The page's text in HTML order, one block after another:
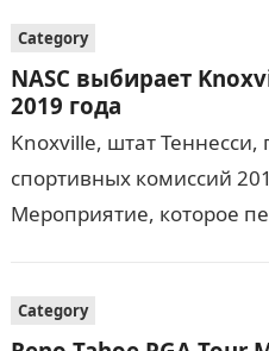
Category
NASC выбирает
2019 года
Knoxville, штат
спортивных комиссий
Мероприятие, которое
правообладатели и…
Category